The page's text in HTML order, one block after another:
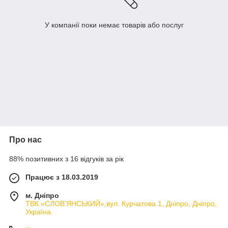
У компанії поки немає товарів або послуг
Про нас
88% позитивних з 16 відгуків за рік
Працює з 18.03.2019
м. Дніпро
ТВК «СЛОВ'ЯНСЬКИЙ»,вул. Курчатова 1, Дніпро, Дніпро,
Україна